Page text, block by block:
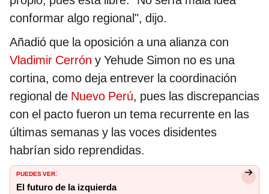
conformar algo regional", dijo.
Añadió que la oposición a una alianza con
Vladimir Cerrón y Yehude Simon no es una
cortina, como deja entrever la coordinación
regional de Nuevo Perú, pues las discrepancias
con el pacto fueron un tema recurrente en las
últimas semanas y las voces disidentes
habrían sido reprendidas.
PUEDES VER:
El futuro de la izquierda